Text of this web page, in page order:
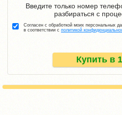
Купить в
Введите только номер
разбираться с
Согласен с обработкой моих персональных
в соответствии с политикой